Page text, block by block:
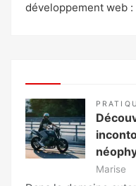
développement web
Marise